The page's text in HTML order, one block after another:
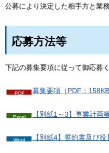
公募により決定した相手方と業
応募方法等
下記の募集要項に従って御応募く
募集要項（PDF：158KB
【別紙1～3】事業計画
【別紙4】誓約書及び